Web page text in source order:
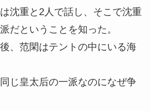
沈重と2人で話し、そこで沈重
だということを知った。
、范閑はテントの中にいる海
同じ皇太后の一派なのになぜ争